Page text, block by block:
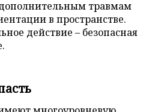
травмам
в пространстве.
действие – безопасная